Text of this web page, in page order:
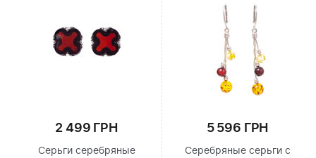
2 499 ГРН
Серьги серебряные
5 596 ГРН
Серебряные серьги с